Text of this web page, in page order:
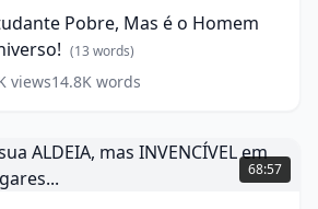
Pobre, Mas é o Homem
(13 words)
views14.8K words
68:57